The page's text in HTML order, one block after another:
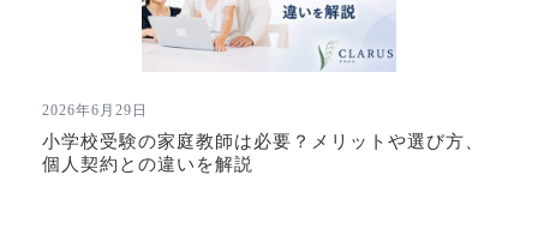
2026年6月29日
小学校受験の家庭教師は必要？メリットや選び方、
個人契約との違いを解説